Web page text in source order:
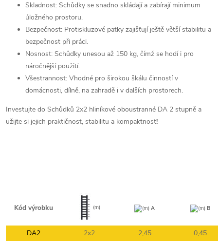
Skladnost: Schůdky se snadno skládají a zabírají minimum
úložného prostoru.
Bezpečnost: Protiskluzové patky zajišťují ještě větší stabilitu a
bezpečnost při práci.
Nosnost: Schůdky unesou až 150 kg, čímž se hodí i pro
náročnější použití.
Všestrannost: Vhodné pro širokou škálu činností v
domácnosti, dílně, na zahradě i v dalších prostorech.
Investujte do Schůdků 2x2 hliníkové oboustranné DA 2 stupně a
užijte si jejich praktičnost, stabilitu a kompaktnost!
Kód výrobku (m) (m) A (m) B
DA2 2x2 2,45 0,45